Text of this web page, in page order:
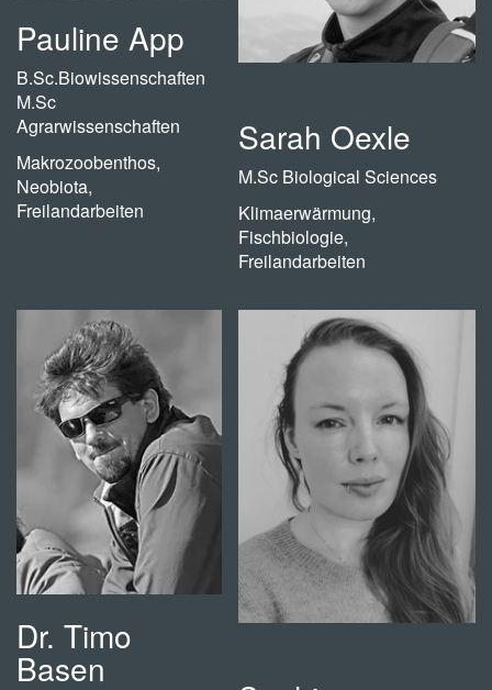
Pauline App
B.Sc.Biowissenschaften
M.Sc
Agrarwissenschaften
Makrozoobenthos,
Neobiota,
Freilandarbeiten
Sarah Oexle
M.Sc Biological Sciences
Klimaerwärmung,
Fischbiologie,
Freilandarbeiten
Dr. Timo
Basen